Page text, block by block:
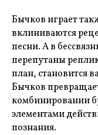
Бычков играет
вклиниваются
песни. А в
перепутаны
план, становится
Бычков
комбинировании
элементами
познания.